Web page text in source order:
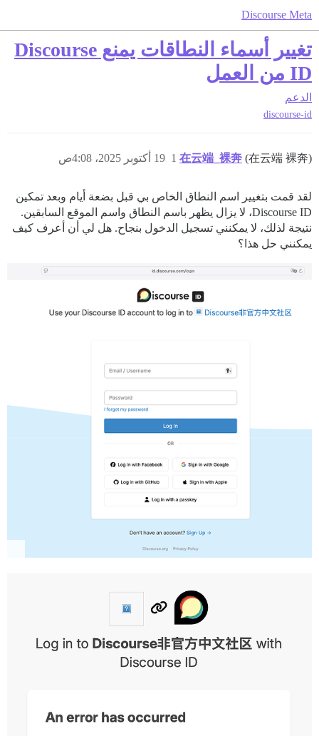
Discourse Meta
تغيير أسماء النطاقات يمنع Discourse
ID من العمل
الدعم
discourse-id
在云端_裸奔 (在云端 裸奔) 19 أكتوبر 2025، 4:08ص 1
لقد قمت بتغيير اسم النطاق الخاص بي قبل بضعة أيام وبعد تمكين
Discourse ID، لا يزال يظهر باسم النطاق واسم الموقع السابقين.
نتيجة لذلك، لا يمكنني تسجيل الدخول بنجاح. هل لي أن أعرف كيف
يمكنني حل هذا؟